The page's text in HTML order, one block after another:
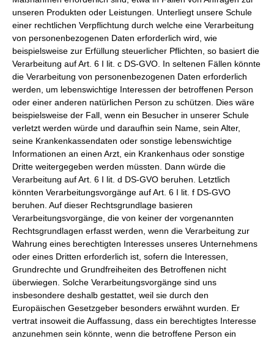
unseren Produkten oder Leistungen. Unterliegt unsere Schule
einer rechtlichen Verpflichtung durch welche eine Verarbeitung
von personenbezogenen Daten erforderlich wird, wie
beispielsweise zur Erfüllung steuerlicher Pflichten, so basiert die
Verarbeitung auf Art. 6 I lit. c DS-GVO. In seltenen Fällen könnte
die Verarbeitung von personenbezogenen Daten erforderlich
werden, um lebenswichtige Interessen der betroffenen Person
oder einer anderen natürlichen Person zu schützen. Dies wäre
beispielsweise der Fall, wenn ein Besucher in unserer Schule
verletzt werden würde und daraufhin sein Name, sein Alter,
seine Krankenkassendaten oder sonstige lebenswichtige
Informationen an einen Arzt, ein Krankenhaus oder sonstige
Dritte weitergegeben werden müssten. Dann würde die
Verarbeitung auf Art. 6 I lit. d DS-GVO beruhen. Letztlich
könnten Verarbeitungsvorgänge auf Art. 6 I lit. f DS-GVO
beruhen. Auf dieser Rechtsgrundlage basieren
Verarbeitungsvorgänge, die von keiner der vorgenannten
Rechtsgrundlagen erfasst werden, wenn die Verarbeitung zur
Wahrung eines berechtigten Interesses unseres Unternehmens
oder eines Dritten erforderlich ist, sofern die Interessen,
Grundrechte und Grundfreiheiten des Betroffenen nicht
überwiegen. Solche Verarbeitungsvorgänge sind uns
insbesondere deshalb gestattet, weil sie durch den
Europäischen Gesetzgeber besonders erwähnt wurden. Er
vertrat insoweit die Auffassung, dass ein berechtigtes Interesse
anzunehmen sein könnte, wenn die betroffene Person ein